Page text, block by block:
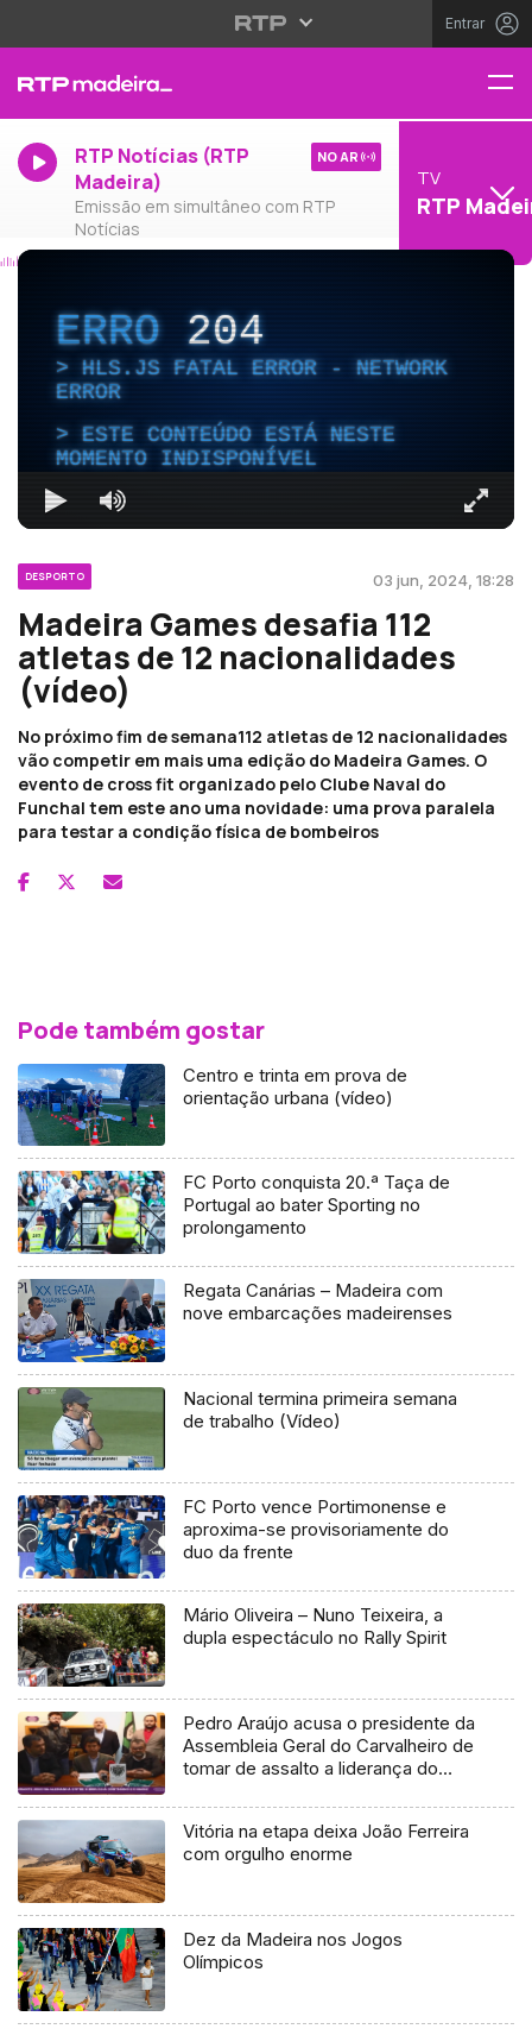
Entrar
RTP Notícias (RTP
Madeira)
Emissão em simultâneo com RTP
Notícias
NO AR
TV
RTP
ERRO204
HLS.JS FATAL ERROR - NETWORK
ERROR
ESTE CONTEÚDO ESTÁ NESTE
MOMENTO INDISPONÍVEL
DESPORTO 03 jun, 2024, 18:28
Madeira Games desafia 112
atletas de 12 nacionalidades
(vídeo)
No próximo fim de semana112 atletas de 12 nacionalidades
vão competir em mais uma edição do Madeira Games. O
evento de cross fit organizado pelo Clube Naval do
Funchal tem este ano uma novidade: uma prova paralela
para testar a condição física de bombeiros
Pode também gostar
Centro e trinta em prova de
orientação urbana (vídeo)
FC Porto conquista 20.ª Taça de
Portugal ao bater Sporting no
prolongamento
Regata Canárias – Madeira com
nove embarcações madeirenses
Nacional termina primeira semana
de trabalho (Vídeo)
FC Porto vence Portimonense e
aproxima-se provisoriamente do
duo da frente
Mário Oliveira – Nuno Teixeira, a
dupla espectáculo no Rally Spirit
Pedro Araújo acusa o presidente da
Assembleia Geral do Carvalheiro de
tomar de assalto a liderança do
Vitória na etapa deixa João Ferreira
com orgulho enorme
Dez da Madeira nos Jogos
Olímpicos